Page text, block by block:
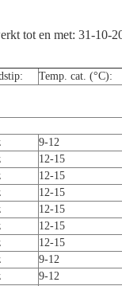
tot en met: 31-10-
Temp. cat. (°C):
9-12
12-15
12-15
12-15
12-15
12-15
12-15
9-12
9-12